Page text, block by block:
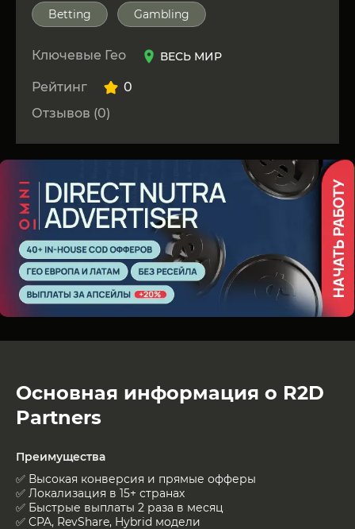
Betting Gambling
Ключевые Гео ВЕСЬ МИР
Рейтинг
0
Отзывов (0)
Основная информация о R2D
Partners
Преимущества
✅ Высокая конверсия и прямые офферы
✅ Локализация в 15+ странах
✅ Быстрые выплаты 2 раза в месяц
✅ CPA, RevShare, Hybrid модели